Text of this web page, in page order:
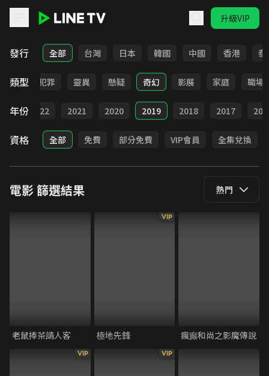
升級VIP
LINE TV - 電影
發行 全部 台灣 日本 韓國 中國 香港 泰
類型
勵志 犯罪 靈異 懸疑 奇幻 影展 家庭 職場
年份 2022 2021 2020 2019 2018 2017
資格 全部 免費 部分免費 VIP會員 全集兌換
電影篩選結果 熱門
老鼠捧茶請人客
VIP
極地先鋒 瘋癫和尚之影魔傳說
VIP VIP